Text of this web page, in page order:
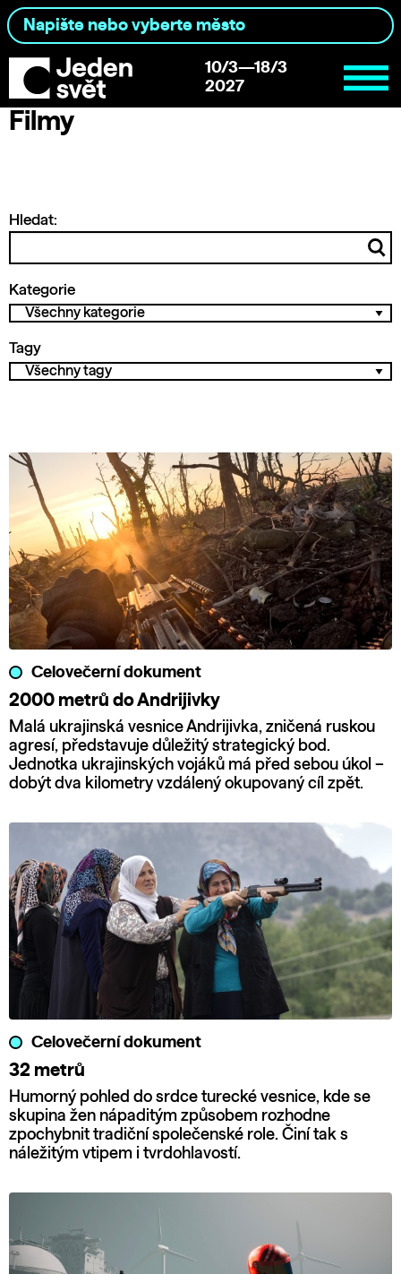
10/3—18/3
2027
Filmy
Hledat:
Kategorie
Tagy
Celovečerní dokument
2000 metrů do Andrijivky
Malá ukrajinská vesnice Andrijivka, zničená ruskou
agresí, představuje důležitý strategický bod.
Jednotka ukrajinských vojáků má před sebou úkol –
dobýt dva kilometry vzdálený okupovaný cíl zpět.
Celovečerní dokument
32 metrů
Humorný pohled do srdce turecké vesnice, kde se
skupina žen nápaditým způsobem rozhodne
zpochybnit tradiční společenské role. Činí tak s
náležitým vtipem i tvrdohlavostí.